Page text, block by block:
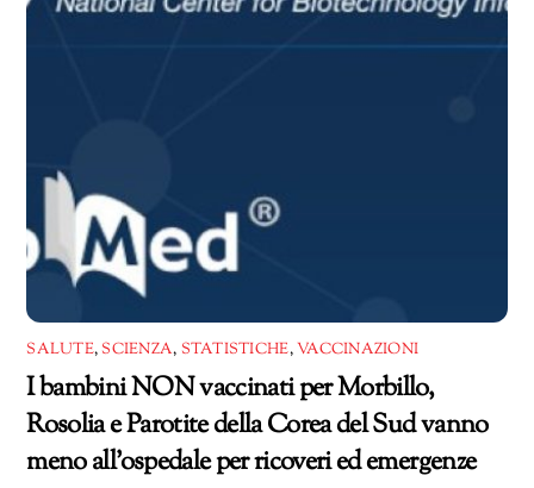
SALUTE,SCIENZA, STATISTICHE,VACCINAZIONI
I bambini NON vaccinati per Morbillo,
Rosolia e Parotite della Corea del Sud vanno
meno all’ospedale per ricoveri ed emergenze